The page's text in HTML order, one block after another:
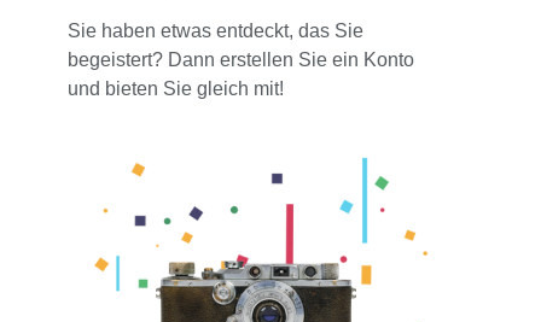
Sie haben etwas entdeckt, das Sie
begeistert? Dann erstellen Sie ein Konto
und bieten Sie gleich mit!